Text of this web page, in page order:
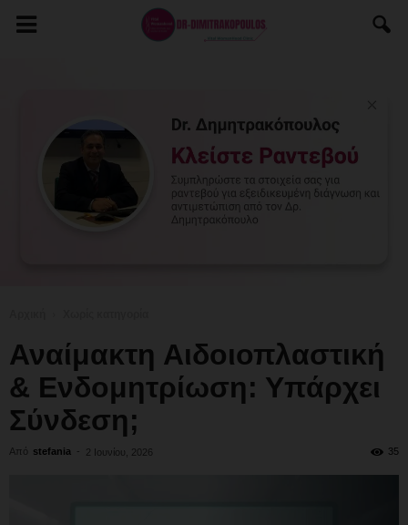
Αναίμακτη Αιδοιοπλαστική
& Ενδομητρίωση: Υπάρχει
Σύνδεση;
Από stefania - 2 Ιουνίου, 2026 35